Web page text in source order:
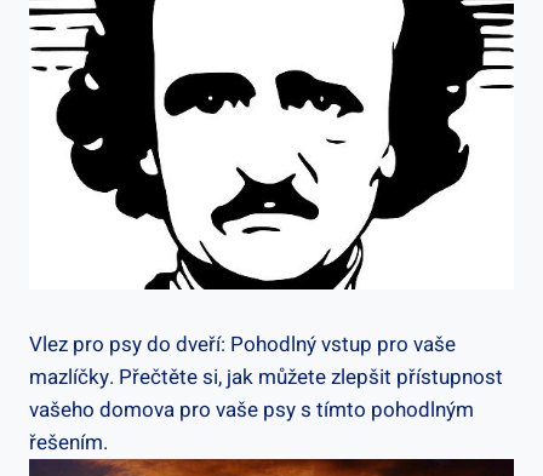
Vlez pro psy do dveří: Pohodlný vstup pro vaše
mazlíčky. Přečtěte si, jak můžete zlepšit přístupnost
vašeho domova pro vaše psy s tímto pohodlným
řešením.